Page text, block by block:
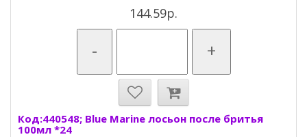
144.59р.
- +
Код:440548; Blue Marine лосьон после бритья
100мл *24